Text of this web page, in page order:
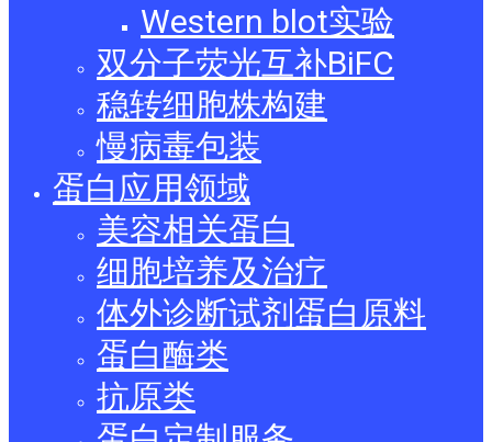
Western blot实验
双分子荧光互补BiFC
稳转细胞株构建
慢病毒包装
蛋白应用领域
美容相关蛋白
细胞培养及治疗
体外诊断试剂蛋白原料
蛋白酶类
抗原类